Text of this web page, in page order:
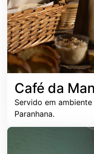
Café da
Servido em
Paranhana.